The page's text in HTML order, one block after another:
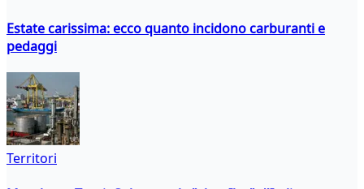
Estate carissima: ecco quanto incidono carburanti e
pedaggi
Territori